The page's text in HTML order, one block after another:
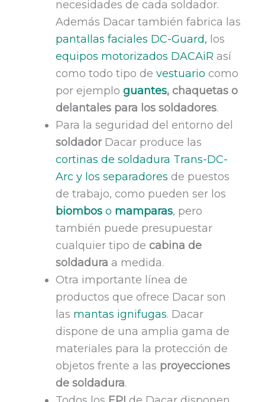
necesidades de cada soldador.
Además Dacar también fabrica las
pantallas faciales DC-Guard, los
equipos motorizados DACAiR así
como todo tipo de vestuario como
por ejemplo guantes, chaquetas o
delantales para los soldadores.
Para la seguridad del entorno del
soldadorDacar produce las
cortinas de soldadura Trans-DC-
Arc y los separadores de puestos
de trabajo, como pueden ser los
biombos o mamparas, pero
también puede presupuestar
cualquier tipo de cabina de
soldadura a medida.
Otra importante línea de
productos que ofrece Dacar son
las mantas ignifugas. Dacar
dispone de una amplia gama de
materiales para la protección de
objetos frente a las proyecciones
de soldadura.